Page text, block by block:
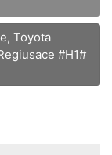
Toyota
#H1#